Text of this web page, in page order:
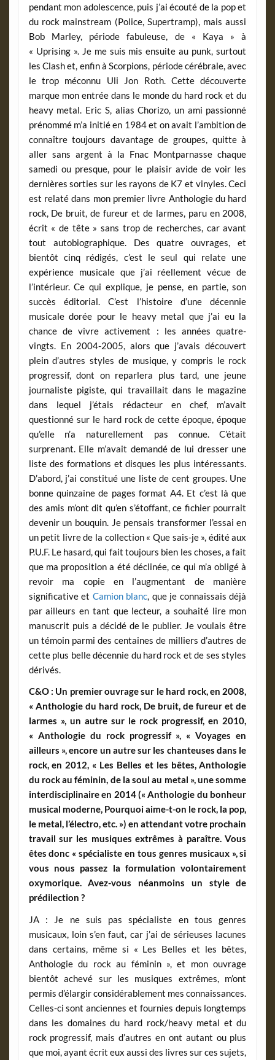
pendant mon adolescence, puis j’ai écouté de la pop et
du rock mainstream (Police, Supertramp), mais aussi
Bob Marley, période fabuleuse, de « Kaya » à
« Uprising ». Je me suis mis ensuite au punk, surtout
les Clash et, enfin à Scorpions, période cérébrale, avec
le trop méconnu Uli Jon Roth. Cette découverte
marque mon entrée dans le monde du hard rock et du
heavy metal. Eric S, alias Chorizo, un ami passionné
prénommé m’a initié en 1984 et on avait l’ambition de
connaître toujours davantage de groupes, quitte à
aller sans argent à la Fnac Montparnasse chaque
samedi ou presque, pour le plaisir avide de voir les
dernières sorties sur les rayons de K7 et vinyles. Ceci
est relaté dans mon premier livre Anthologie du hard
rock, De bruit, de fureur et de larmes, paru en 2008,
écrit « de tête » sans trop de recherches, car avant
tout autobiographique. Des quatre ouvrages, et
bientôt cinq rédigés, c’est le seul qui relate une
expérience musicale que j’ai réellement vécue de
l’intérieur. Ce qui explique, je pense, en partie, son
succès éditorial. C’est l’histoire d’une décennie
musicale dorée pour le heavy metal que j’ai eu la
chance de vivre activement : les années quatre-
vingts. En 2004-2005, alors que j’avais découvert
plein d’autres styles de musique, y compris le rock
progressif, dont on reparlera plus tard, une jeune
journaliste pigiste, qui travaillait dans le magazine
dans lequel j’étais rédacteur en chef, m’avait
questionné sur le hard rock de cette époque, époque
qu’elle n’a naturellement pas connue. C’était
surprenant. Elle m’avait demandé de lui dresser une
liste des formations et disques les plus intéressants.
D’abord, j’ai constitué une liste de cent groupes. Une
bonne quinzaine de pages format A4. Et c’est là que
des amis m’ont dit qu’en s’étoffant, ce fichier pourrait
devenir un bouquin. Je pensais transformer l’essai en
un petit livre de la collection « Que sais-je », édité aux
P.U.F. Le hasard, qui fait toujours bien les choses, a fait
que ma proposition a été déclinée, ce qui m’a obligé à
revoir ma copie en l’augmentant de manière
significative et Camion blanc, que je connaissais déjà
par ailleurs en tant que lecteur, a souhaité lire mon
manuscrit puis a décidé de le publier. Je voulais être
un témoin parmi des centaines de milliers d’autres de
cette plus belle décennie du hard rock et de ses styles
dérivés.
C&O : Un premier ouvrage sur le hard rock, en 2008,
« Anthologie du hard rock, De bruit, de fureur et de
larmes », un autre sur le rock progressif, en 2010,
« Anthologie du rock progressif », « Voyages en
ailleurs », encore un autre sur les chanteuses dans le
rock, en 2012, « Les Belles et les bêtes, Anthologie
du rock au féminin, de la soul au metal », une somme
interdisciplinaire en 2014 (« Anthologie du bonheur
musical moderne, Pourquoi aime-t-on le rock, la pop,
le metal, l’électro, etc. ») en attendant votre prochain
travail sur les musiques extrêmes à paraître. Vous
êtes donc « spécialiste en tous genres musicaux », si
vous nous passez la formulation volontairement
oxymorique. Avez-vous néanmoins un style de
prédilection ?
JA : Je ne suis pas spécialiste en tous genres
musicaux, loin s’en faut, car j’ai de sérieuses lacunes
dans certains, même si « Les Belles et les bêtes,
Anthologie du rock au féminin », et mon ouvrage
bientôt achevé sur les musiques extrêmes, m’ont
permis d’élargir considérablement mes connaissances.
Celles-ci sont anciennes et fournies depuis longtemps
dans les domaines du hard rock/heavy metal et du
rock progressif, mais d’autres en ont autant ou plus
que moi, ayant écrit eux aussi des livres sur ces sujets,